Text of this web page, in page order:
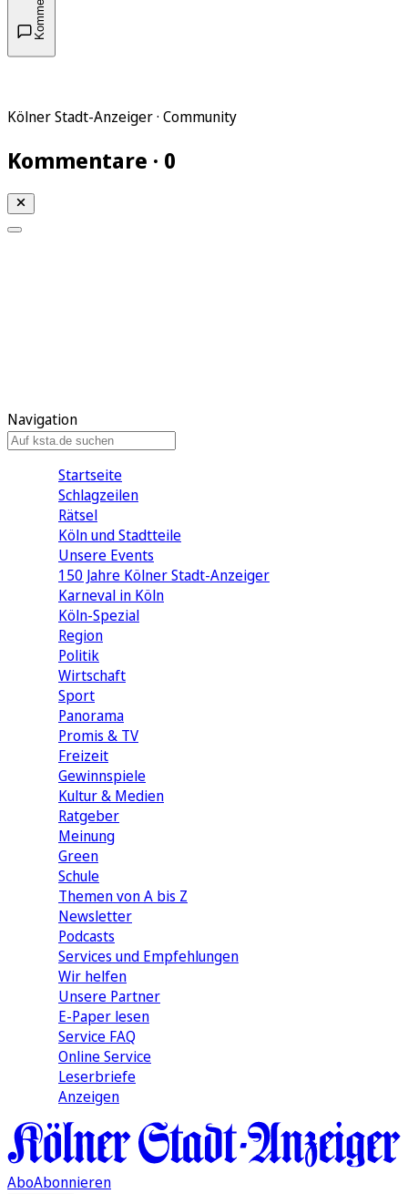
Kölner Stadt-Anzeiger · Community
Kommentare · 0
Navigation
Startseite
Schlagzeilen
Rätsel
Köln und Stadtteile
Unsere Events
150 Jahre Kölner Stadt-Anzeiger
Karneval in Köln
Köln-Spezial
Region
Politik
Wirtschaft
Sport
Panorama
Promis & TV
Freizeit
Gewinnspiele
Kultur & Medien
Ratgeber
Meinung
Green
Schule
Themen von A bis Z
Newsletter
Podcasts
Services und Empfehlungen
Wir helfen
Unsere Partner
E-Paper lesen
Service FAQ
Online Service
Leserbriefe
Anzeigen
AboAbonnieren